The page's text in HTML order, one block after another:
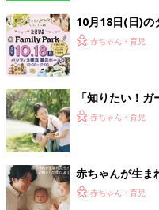
10月18日(日)の
赤ちゃん・育児
「知りたい！
赤ちゃん・育児
赤ちゃんが生ま
赤ちゃん・育児